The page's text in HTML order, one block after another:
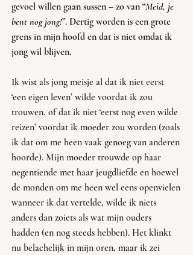
gevoel willen gaan sussen – zo van “Meid, je
bent nog jong!”. Dertig worden is een grote
grens in mijn hoofd en dat is niet omdat ik
jong wil blijven.
Ik wist als jong meisje al dat ik niet eerst
‘een eigen leven’ wilde voordat ik zou
trouwen, of dat ik niet ‘eerst nog even wilde
reizen’ voordat ik moeder zou worden (zoals
ik dat om me heen vaak genoeg van anderen
hoorde). Mijn moeder trouwde op haar
negentiende met haar jeugdliefde en hoewel
de monden om me heen wel eens openvielen
wanneer ik dat vertelde, wilde ik niets
anders dan zoiets als wat mijn ouders
hadden (en nog steeds hebben). Het klinkt
nu belachelijk in mijn oren, maar ik zei